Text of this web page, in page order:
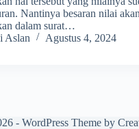
Nantinya besaran nilai akan
dalam surat…
Aslan
Agustus 4, 2024
- WordPress Theme by